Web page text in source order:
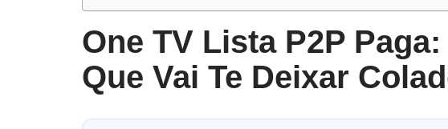
One TV Lista P2P
Que Vai Te Deixar